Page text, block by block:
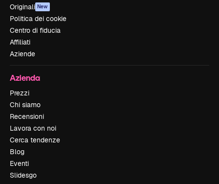
Originali New
Politica dei cookie
Centro di fiducia
Affiliati
Aziende
Azienda
Prezzi
Chi siamo
Recensioni
Lavora con noi
Cerca tendenze
Blog
Eventi
Slidesgo